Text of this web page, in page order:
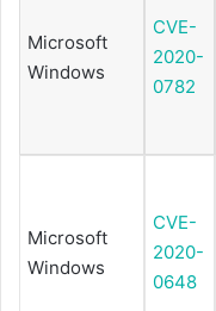
Microsoft
Windows
CVE-
2020-
0782
Microsoft
Windows
CVE-
2020-
0648